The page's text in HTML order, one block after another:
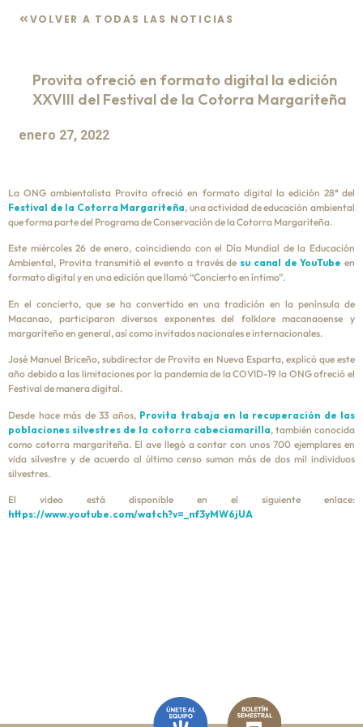
VOLVER A TODAS LAS NOTICIAS
Provita ofreció en formato digital la edición
XXVIII del Festival de la Cotorra Margariteña
enero 27, 2022
La ONG ambientalista Provita ofreció en formato digital la edición 28ª del
Festival de la Cotorra Margariteña, una actividad de educación ambiental
que forma parte del Programa de Conservación de la Cotorra Margariteña.
Este miércoles 26 de enero, coincidiendo con el Día Mundial de la Educación
Ambiental, Provita transmitió el evento a través de su canal de YouTube en
formato digital y en una edición que llamó “Concierto en íntimo”.
En el concierto, que se ha convertido en una tradición en la península de
Macanao, participaron diversos exponentes del folklore macanaoense y
margariteño en general, así como invitados nacionales e internacionales.
José Manuel Briceño, subdirector de Provita en Nueva Esparta, explicó que este
año debido a las limitaciones por la pandemia de la COVID-19 la ONG ofreció el
Festival de manera digital.
Desde hace más de 33 años, Provita trabaja en la recuperación de las
poblaciones silvestres de la cotorra cabeciamarilla, también conocida
como cotorra margariteña. El ave llegó a contar con unos 700 ejemplares en
vida silvestre y de acuerdo al último censo suman más de dos mil individuos
silvestres.
El video está disponible en el siguiente enlace:
https://www.youtube.com/watch?v=_nf3yMW6jUA